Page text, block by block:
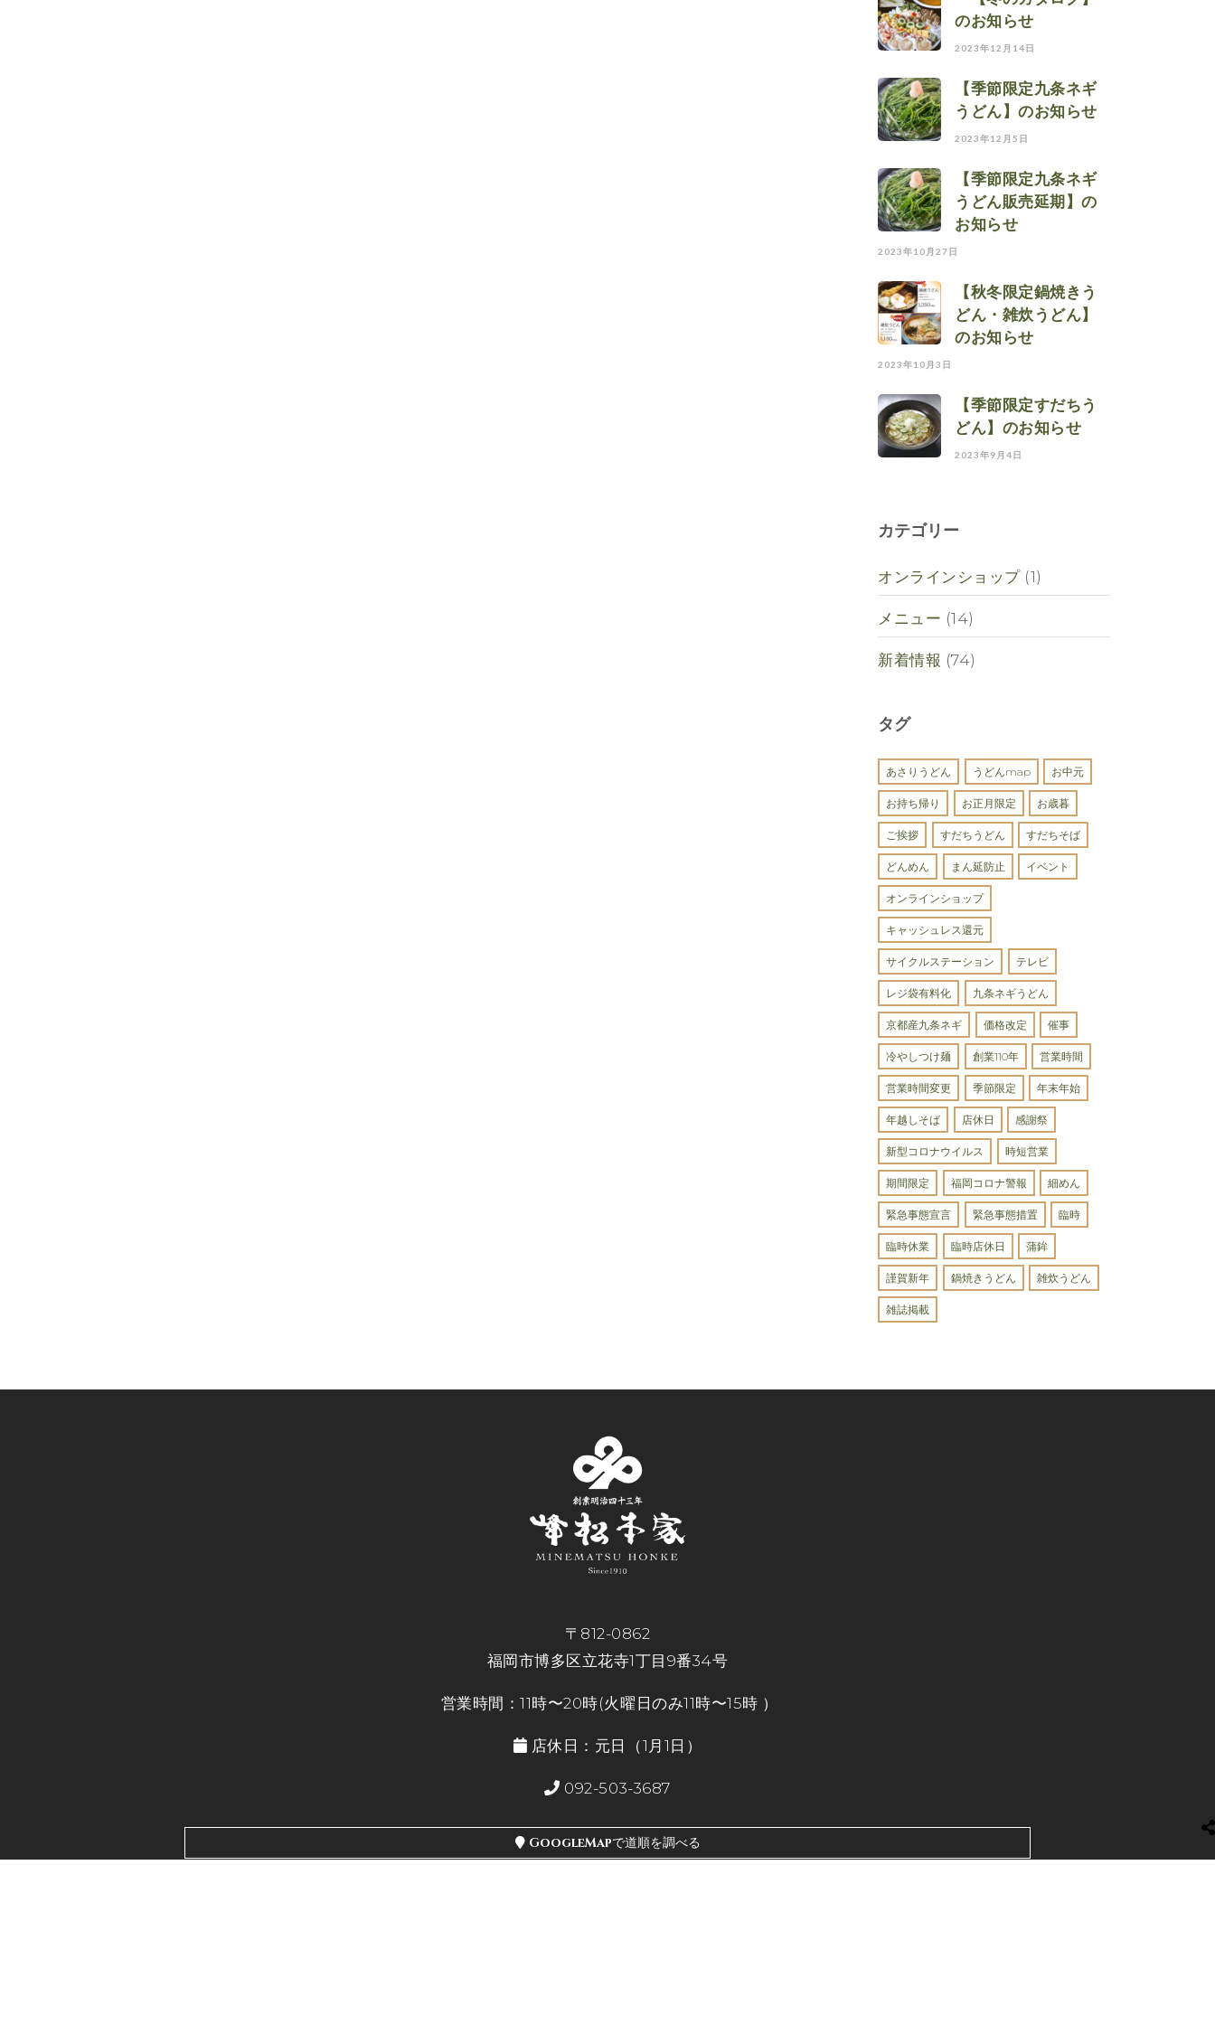
のお知らせ
2023年12月14日
【季節限定九条ネギ
うどん】のお知らせ
2023年12月5日
【季節限定九条ネギ
うどん販売延期】の
お知らせ
2023年10月27日
【秋冬限定鍋焼きう
どん・雑炊うどん】
のお知らせ
2023年10月3日
【季節限定すだちう
どん】のお知らせ
2023年9月4日
カテゴリー
オンラインショップ(1)
メニュー (14)
新着情報 (74)
タグ
あさりうどん うどんmap お中元
お持ち帰り お正月限定 お歳暮
ご挨拶 すだちうどん すだちそば
どんめん まん延防止 イベント
オンラインショップ
キャッシュレス還元
サイクルステーション テレビ
レジ袋有料化 九条ネギうどん
京都産九条ネギ 価格改定 催事
冷やしつけ麺 創業110年 営業時間
営業時間変更 季節限定 年末年始
年越しそば 店休日 感謝祭
新型コロナウイルス 時短営業
期間限定 福岡コロナ警報 細めん
緊急事態宣言 緊急事態措置 臨時
臨時休業 臨時店休日 蒲鉾
謹賀新年 鍋焼きうどん 雑炊うどん
雑誌掲載
〒812-0862
福岡市博多区立花寺1丁目9番34号
営業時間：11時〜20時(火曜日のみ11時〜15時 ）
店休日：元日（1月1日）
092-503-3687
GoogleMapで道順を調べる